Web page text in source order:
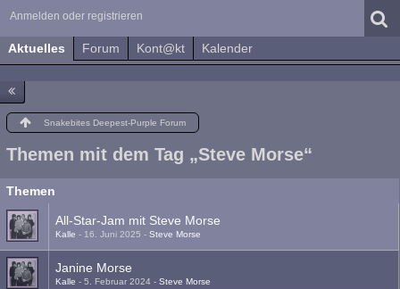
Anmelden oder registrieren
Aktuelles Forum Kont@kt Kalender
Snakebites Deepest-Purple Forum
Themen mit dem Tag „Steve Morse“
Themen
All-Star-Jam mit Steve Morse
Kalle - 16. Juni 2025 - Steve Morse
Janine Morse
Kalle - 5. Februar 2024 - Steve Morse